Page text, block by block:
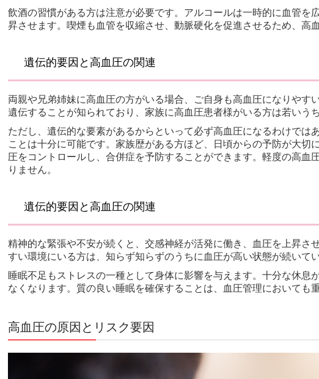
飲酒の習慣がある方は注意が必要です。アルコールは一時的に血管
昇させます。喫煙も血管を収縮させ、動脈硬化を促進させるため、高
遺伝的要因と高血圧の関連
両親や兄弟姉妹に高血圧の方がいる場合、ご自身も高血圧になりや
遺伝することが知られており、家族に高血圧患者様がいる方は若いう
ただし、遺伝的な要素があるからといって必ず高血圧になるわけで
ことは十分に可能です。家族歴がある方ほど、日頃からの予防が大
圧をコントロールし、合併症を予防することができます。軽度の高
りません。
遺伝的要因と高血圧の関連
精神的な緊張や不安が続くと、交感神経が活発に働き、血圧を上昇
すい環境にいる方は、知らず知らずのうちに血圧が高い状態が続いて
睡眠不足もストレスの一種として身体に影響を与えます。十分な休
なくなります。質の良い睡眠を確保することは、血圧管理においても
高血圧の原因とリスク要因